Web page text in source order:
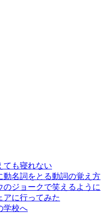
ても寝れない
動名詞をとる動詞の覚え方
のジョークで笑えるように
アに行ってみた
学校へ